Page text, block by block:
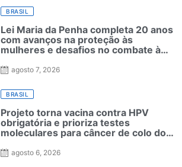
BRASIL
Lei Maria da Penha completa 20 anos
com avanços na proteção às
mulheres e desafios no combate à
agosto 7, 2026
BRASIL
Projeto torna vacina contra HPV
obrigatória e prioriza testes
moleculares para câncer de colo do
agosto 6, 2026